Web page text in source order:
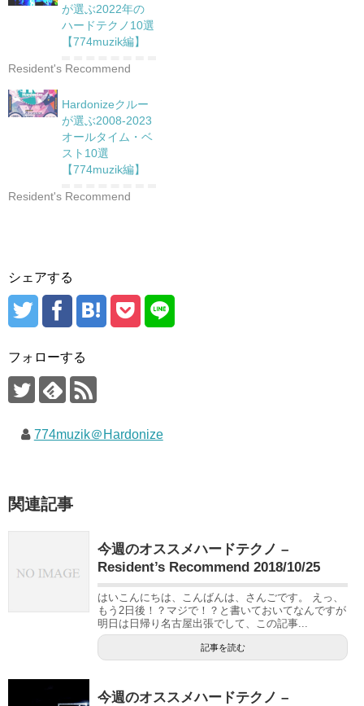
が選ぶ2022年の
ハードテクノ10選
【774muzik編】
Resident's Recommend
Hardonizeクルー
が選ぶ2008-2023
オールタイム・ベ
スト10選
【774muzik編】
Resident's Recommend
シェアする
フォローする
774muzik＠Hardonize
関連記事
今週のオススメハードテクノ –
Resident’s Recommend 2018/10/25
はいこんにちは、こんばんは、さんごです。 えっ、
もう2日後！？マジで！？と書いておいてなんですが
明日は日帰り名古屋出張でして、この記事...
記事を読む
今週のオススメハードテクノ –